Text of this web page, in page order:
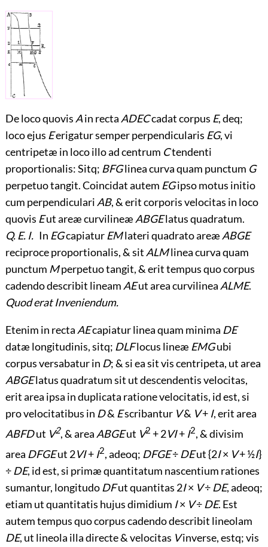
De loco quovis Ain recta ADECcadat corpus E, deq;
loco ejus Eerigatur semper perpendicularis EG, vi
centripetæ in loco illo ad centrum Ctendenti
proportionalis: Sitq; BFGlinea curva quam punctum G
perpetuo tangit. Coincidat autem EGipso motus initio
cum perpendiculari AB, & erit corporis velocitas in loco
quovis Eut areæ curvilineæ ABGElatus quadratum.
Q. E. I.In EGcapiatur EMlateri quadrato areæ ABGE
reciproce proportionalis, & sit ALMlinea curva quam
punctum Mperpetuo tangit, & erit tempus quo corpus
cadendo describit lineam AEut area curvilinea ALME.
Quod erat Inveniendum.
Etenim in recta AEcapiatur linea quam minima DE
datæ longitudinis, sitq; DLFlocus lineæ EMGubi
corpus versabatur in D; & si ea sit vis centripeta, ut area
ABGElatus quadratum sit ut descendentis velocitas,
erit area ipsa in duplicata ratione velocitatis, id est, si
pro velocitatibus in D& Escribantur V& V+ I, erit area
ABFDut V2, & area ABGEut V2 + 2VI+ I2, & divisim
area DFGEut 2VI+ I2, adeoq; DFGE÷ DEut {2I× V+ ½I}
÷ DE, id est, si primæ quantitatum nascentium rationes
sumantur, longitudo DFut quantitas 2I× V÷ DE, adeoq;
etiam ut quantitatis hujus dimidium I× V÷ DE. Est
autem tempus quo corpus cadendo describit lineolam
DE, ut lineola illa directe & velocitas Vinverse, estq; vis